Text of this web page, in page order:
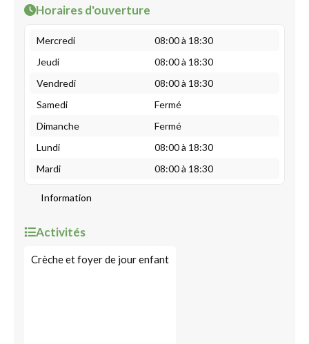
Horaires d'ouverture
Mercredi
08:00 à 18:30
Jeudi
08:00 à 18:30
Vendredi
08:00 à 18:30
Samedi
Fermé
Dimanche
Fermé
Lundi
08:00 à 18:30
Mardi
08:00 à 18:30
Information
Activités
Crèche et foyer de jour enfant